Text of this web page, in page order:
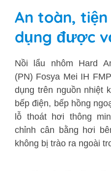
An toàn,
dụng được
Nồi lẩu nhôm Hard
(PN) Fosya Mei IH
dụng trên nguồn nhiệt
bếp điện, bếp hồng
lỗ thoát hơi thông
chỉnh cân bằng hơi
không bị trào ra ngoài